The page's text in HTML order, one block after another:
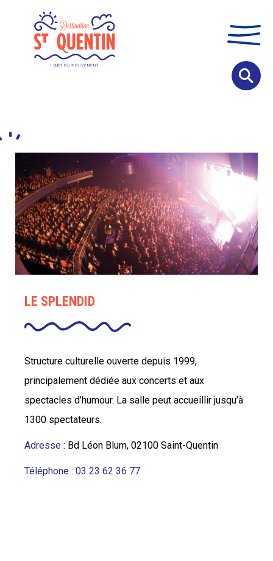
LE SPLENDID
Structure culturelle ouverte depuis 1999,
principalement dédiée aux concerts et aux
spectacles d’humour. La salle peut accueillir jusqu’à
1300 spectateurs.
Adresse : Bd Léon Blum, 02100 Saint-Quentin
Téléphone :03 23 62 36 77